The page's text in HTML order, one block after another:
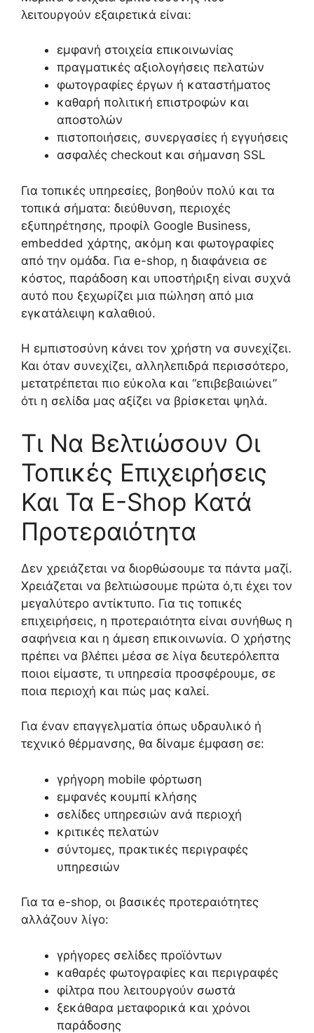
λειτουργούν εξαιρετικά είναι:
εμφανή στοιχεία επικοινωνίας
πραγματικές αξιολογήσεις πελατών
φωτογραφίες έργων ή καταστήματος
καθαρή πολιτική επιστροφών και
αποστολών
πιστοποιήσεις, συνεργασίες ή εγγυήσεις
ασφαλές checkout και σήμανση SSL
Για τοπικές υπηρεσίες, βοηθούν πολύ και τα
τοπικά σήματα: διεύθυνση, περιοχές
εξυπηρέτησης, προφίλ Google Business,
embedded χάρτης, ακόμη και φωτογραφίες
από την ομάδα. Για e-shop, η διαφάνεια σε
κόστος, παράδοση και υποστήριξη είναι συχνά
αυτό που ξεχωρίζει μια πώληση από μια
εγκατάλειψη καλαθιού.
Η εμπιστοσύνη κάνει τον χρήστη να συνεχίζει.
Και όταν συνεχίζει, αλληλεπιδρά περισσότερο,
μετατρέπεται πιο εύκολα και “επιβεβαιώνει”
ότι η σελίδα μας αξίζει να βρίσκεται ψηλά.
Τι Να Βελτιώσουν Οι
Τοπικές Επιχειρήσεις
Και Τα E-Shop Κατά
Προτεραιότητα
Δεν χρειάζεται να διορθώσουμε τα πάντα μαζί.
Χρειάζεται να βελτιώσουμε πρώτα ό,τι έχει τον
μεγαλύτερο αντίκτυπο. Για τις τοπικές
επιχειρήσεις, η προτεραιότητα είναι συνήθως η
σαφήνεια και η άμεση επικοινωνία. Ο χρήστης
πρέπει να βλέπει μέσα σε λίγα δευτερόλεπτα
ποιοι είμαστε, τι υπηρεσία προσφέρουμε, σε
ποια περιοχή και πώς μας καλεί.
Για έναν επαγγελματία όπως υδραυλικό ή
τεχνικό θέρμανσης, θα δίναμε έμφαση σε:
γρήγορη mobile φόρτωση
εμφανές κουμπί κλήσης
σελίδες υπηρεσιών ανά περιοχή
κριτικές πελατών
σύντομες, πρακτικές περιγραφές
υπηρεσιών
Για τα e-shop, οι βασικές προτεραιότητες
αλλάζουν λίγο:
γρήγορες σελίδες προϊόντων
καθαρές φωτογραφίες και περιγραφές
φίλτρα που λειτουργούν σωστά
ξεκάθαρα μεταφορικά και χρόνοι
παράδοσης